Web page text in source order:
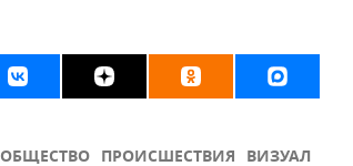
ОБЩЕСТВО ПРОИСШЕСТВИЯ ВИЗУАЛ